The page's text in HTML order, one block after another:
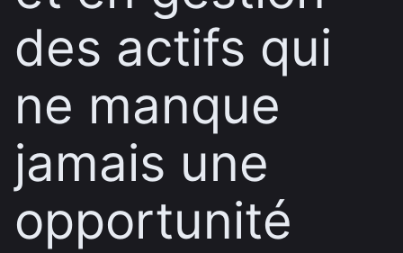
des actifs qui
ne manque
jamais une
opportunité